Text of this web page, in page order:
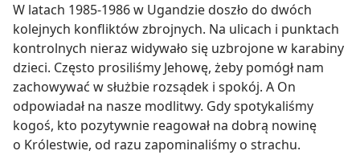
W latach 1985-1986 w Ugandzie doszło do dwóch
kolejnych konfliktów zbrojnych. Na ulicach i punktach
kontrolnych nieraz widywało się uzbrojone w karabiny
dzieci. Często prosiliśmy Jehowę, żeby pomógł nam
zachowywać w służbie rozsądek i spokój. A On
odpowiadał na nasze modlitwy. Gdy spotykaliśmy
kogoś, kto pozytywnie reagował na dobrą nowinę
o Królestwie, od razu zapominaliśmy o strachu.